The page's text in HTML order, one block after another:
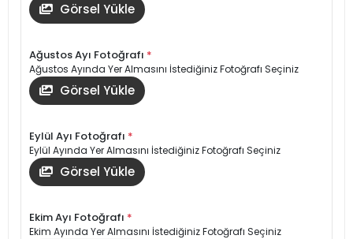
Görsel Yükle
Ağustos Ayı Fotoğrafı *
Ağustos Ayında Yer Almasını İstediğiniz Fotoğrafı Seçiniz
Görsel Yükle
Eylül Ayı Fotoğrafı *
Eylül Ayında Yer Almasını İstediğiniz Fotoğrafı Seçiniz
Görsel Yükle
Ekim Ayı Fotoğrafı *
Ekim Ayında Yer Almasını İstediğiniz Fotoğrafı Seçiniz